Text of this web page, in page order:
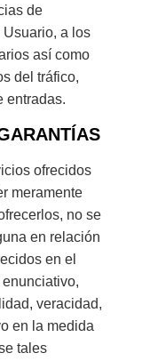
de
a los
así como
del tráfico,
entradas.
ofrecidos
meramente
no se
en relación
en el
veracidad,
en la medida
tales